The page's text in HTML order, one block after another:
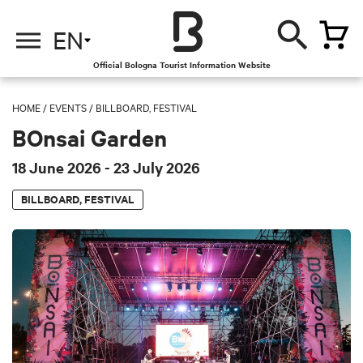
EN
Official Bologna Tourist Information Website
HOME / EVENTS / BILLBOARD, FESTIVAL
BOnsai Garden
18 June 2026 - 23 July 2026
BILLBOARD, FESTIVAL